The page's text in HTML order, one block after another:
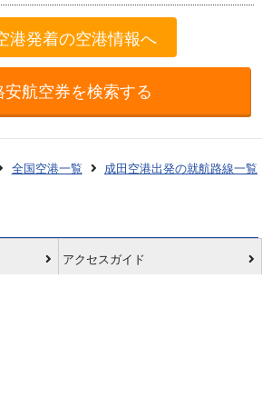
港発着の空港情報へ
安航空券を検索する
全国空港一覧
成田空港出発の就航路線一覧
アクセスガイド